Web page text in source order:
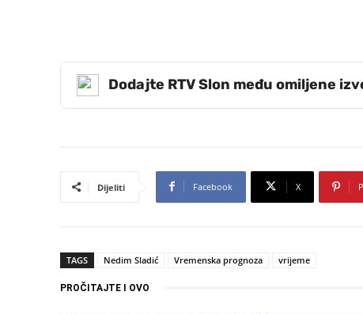
Dodajte RTV Slon među omiljene
Dijeliti Facebook X
TAGS Nedim Sladić Vremenska prognoza vrijeme
PROČITAJTE I OVO